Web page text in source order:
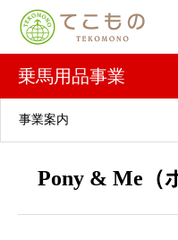
乗馬用品事業
事業案内
Pony & Me（